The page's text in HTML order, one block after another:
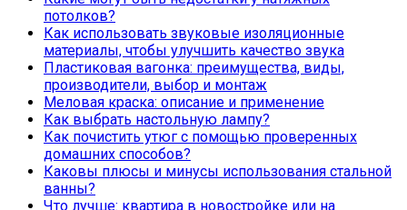
потолков?
Как использовать звуковые изоляционные
материалы, чтобы улучшить качество звука
Пластиковая вагонка: преимущества, виды,
производители, выбор и монтаж
Меловая краска: описание и применение
Как выбрать настольную лампу?
Как почистить утюг с помощью проверенных
домашних способов?
Каковы плюсы и минусы использования стальной
ванны?
Что лучше: квартира в новостройке или на